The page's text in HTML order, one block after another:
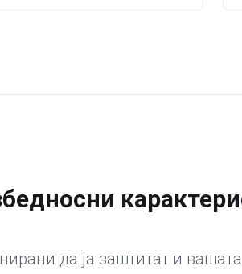
да ја заштитат и